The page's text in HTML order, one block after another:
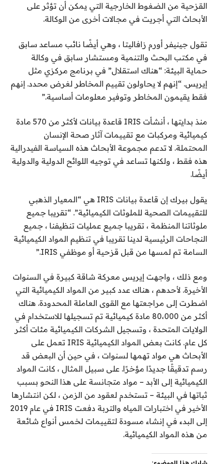
القزحية من الضغوط الخارجية التي يمكن أن تؤثر على
الأبحاث التي أجريت في مجالات أخرى من الوكالة.
تقول جينيفر أورم زافاليتا ، وهي أيضًا نائب مساعد سابق
في مكتب البحث والتنمية ومستشار سابق في وكالة
حماية البيئة: “هناك استقلال” في برنامج مركزي مثل
إيريس. “إنهم لا يحاولون تقييم المخاطر لغرض محدد. إنهم
فقط يقيمون المخاطر وتوفير معلومات أساسية.”
منذ بدايتها ، أنشأت IRIS قاعدة بيانات لأكثر من 570 مادة
كيميائية ومركبات مع تقييمات آثار صحة الإنسان
المحتملة. لا تدعم مجموعة الأبحاث هذه السياسة الفيدرالية
هذه فقط ، ولكنها تساعد في توجيه اللوائح الدولية والدولية
أيضًا.
يقول بيرك إن قاعدة بيانات IRIS هي “المعيار الذهبي
للتقييمات الصحية للملوثات الكيميائية”. “تقريبا جميع
ملوثاتنا المنظمة ، تقريبا جميع عمليات تنظيفنا ، جميع
النجاحات الرئيسية لدينا تقريبا في تنظيم المواد الكيميائية
السامة تم لمسها من قبل قزحية أو موظفي IRIS.”
ومع ذلك ، واجهت إيريس معركة شاقة كبيرة في السنوات
الأخيرة. لأحدهم ، هناك عدد كبير من المواد الكيميائية التي
اضطرت إلى مراجعتها مع القوى العاملة المحدودة. هناك
أكثر من 80،000 مادة كيميائية تم تسجيلها للاستخدام في
الولايات المتحدة ، وتسجيل الشركات الكيميائية مئات أكثر
كل عام. كانت بعض المواد الكيميائية IRIS تعمل على
الأبحاث هي مواد تهمها لسنوات ، في حين أن البعض قد
رسم تدقيقًا جديدًا مؤخرًا. على سبيل المثال ، كانت المواد
الكيميائية إلى الأبد – مواد متجانسة على هذا النحو بسبب
ثباتها في البيئة – تستخدم لعقود من الزمن ، لكن انتشارها
الأخير في اختبارات المياه والتربة دفعت IRIS في عام 2019
إلى البدء في إنشاء مسودة لتقييمات لخمس أنواع شائعة
من هذه المواد الكيميائية.